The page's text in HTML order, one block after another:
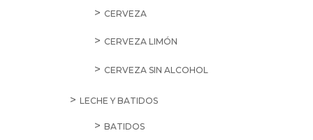
CERVEZA
CERVEZA LIMÓN
CERVEZA SIN ALCOHOL
LECHE Y BATIDOS
BATIDOS